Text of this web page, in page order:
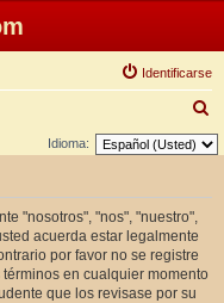
Identificarse
u
Idioma:
"nosotros", "nos", "nuestro",
acuerda estar legalmente
por favor no se registre
en cualquier momento
que los revisase por su